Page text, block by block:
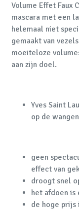
Volume Effet Faux
mascara met een
helemaal niet
gemaakt van
moeiteloze
aan zijn doel.
Yves Saint
op de
geen
effect van
droogt snel
het afdoen is
de hoge prijs